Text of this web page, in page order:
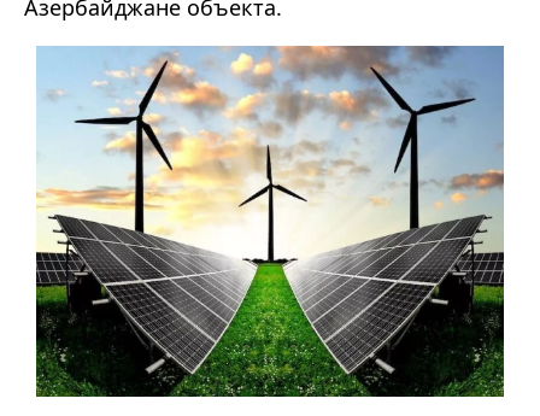
Азербайджане объекта.